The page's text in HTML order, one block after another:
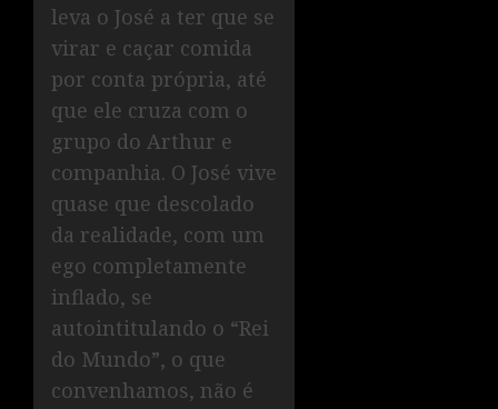
leva o José a ter que se
virar e caçar comida
por conta própria, até
que ele cruza com o
grupo do Arthur e
companhia. O José vive
quase que descolado
da realidade, com um
ego completamente
inflado, se
autointitulando o “Rei
do Mundo”, o que
convenhamos, não é